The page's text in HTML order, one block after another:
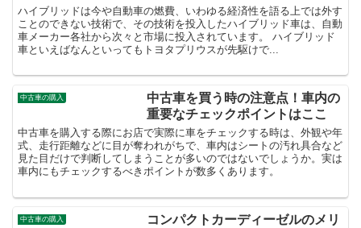
ハイブリッドは今や自動車の燃費、いわゆる経済性を語る上では外す
ことのできない技術で、その技術を投入したハイブリッド車は、自動
車メーカー各社から次々と市場に投入されています。 ハイブリッド
車といえばなんといってもトヨタプリウスが先駆けで...
中古車の購入
中古車を買う時の注意点！車内の
重要なチェックポイントはここ
中古車を購入する際にお店で実際に車をチェックする時は、外観や年
式、走行距離などに目が奪われがちで、車内はシートの汚れ具合など
見た目だけで判断してしまうことが多いのではないでしょうか。実は
車内にもチェックするべきポイントが数多くあります。
中古車の購入
コンパクトカーディーゼルのメリ